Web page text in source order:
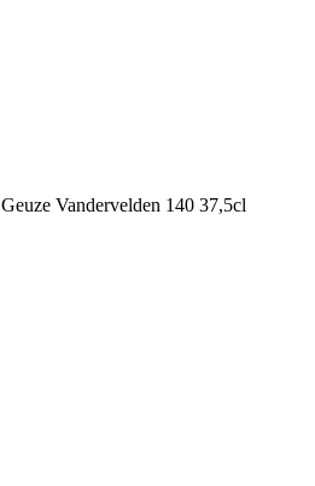
Geuze Vandervelden 140 37,5cl